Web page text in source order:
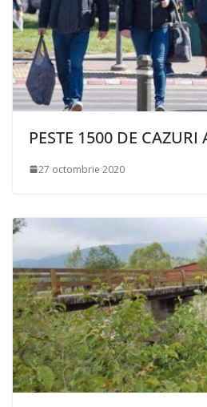
PESTE 1500 DE CAZURI
27 octombrie 2020